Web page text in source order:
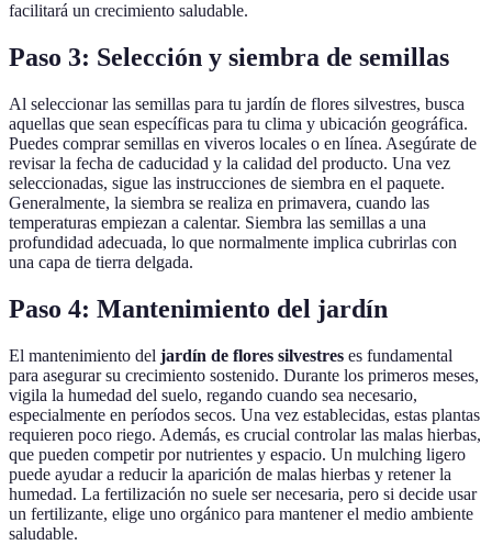
facilitará un crecimiento saludable.
Paso 3: Selección y siembra de semillas
Al seleccionar las semillas para tu jardín de flores silvestres, busca
aquellas que sean específicas para tu clima y ubicación geográfica.
Puedes comprar semillas en viveros locales o en línea. Asegúrate de
revisar la fecha de caducidad y la calidad del producto. Una vez
seleccionadas, sigue las instrucciones de siembra en el paquete.
Generalmente, la siembra se realiza en primavera, cuando las
temperaturas empiezan a calentar. Siembra las semillas a una
profundidad adecuada, lo que normalmente implica cubrirlas con
una capa de tierra delgada.
Paso 4: Mantenimiento del jardín
El mantenimiento del jardín de flores silvestres es fundamental
para asegurar su crecimiento sostenido. Durante los primeros meses,
vigila la humedad del suelo, regando cuando sea necesario,
especialmente en períodos secos. Una vez establecidas, estas plantas
requieren poco riego. Además, es crucial controlar las malas hierbas,
que pueden competir por nutrientes y espacio. Un mulching ligero
puede ayudar a reducir la aparición de malas hierbas y retener la
humedad. La fertilización no suele ser necesaria, pero si decide usar
un fertilizante, elige uno orgánico para mantener el medio ambiente
saludable.